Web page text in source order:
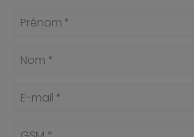
Prénom *
Nom *
E-mail *